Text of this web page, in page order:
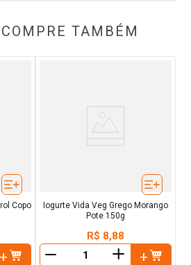
TAMBÉM
Copo
Iogurte Vida Veg Grego Morango
Pote 150g
R$ 8,88
＋